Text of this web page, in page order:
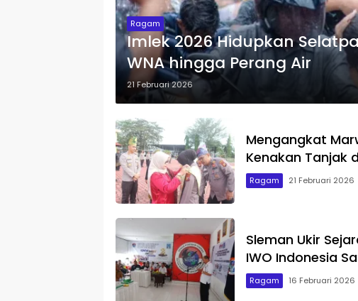
Ragam
Imlek 2026 Hidupkan
WNA hingga Perang Air
21 Februari 2026
Mengangkat
Kenakan Tanjak
Ragam 21 Februari 2026
Sleman Ukir
IWO Indonesia
Ragam 16 Februari 2026